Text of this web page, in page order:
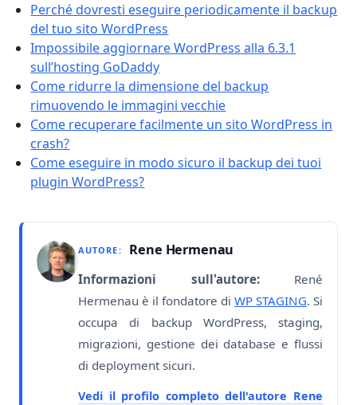
Perché dovresti eseguire periodicamente il backup
del tuo sito WordPress
Impossibile aggiornare WordPress alla 6.3.1
sull’hosting GoDaddy
Come ridurre la dimensione del backup
rimuovendo le immagini vecchie
Come recuperare facilmente un sito WordPress in
crash?
Come eseguire in modo sicuro il backup dei tuoi
plugin WordPress?
AUTORE: Rene Hermenau
Informazioni sull'autore:René
Hermenau è il fondatore di WP STAGING. Si
occupa di backup WordPress, staging,
migrazioni, gestione dei database e flussi
di deployment sicuri.
Vedi il profilo completo dell'autore Rene